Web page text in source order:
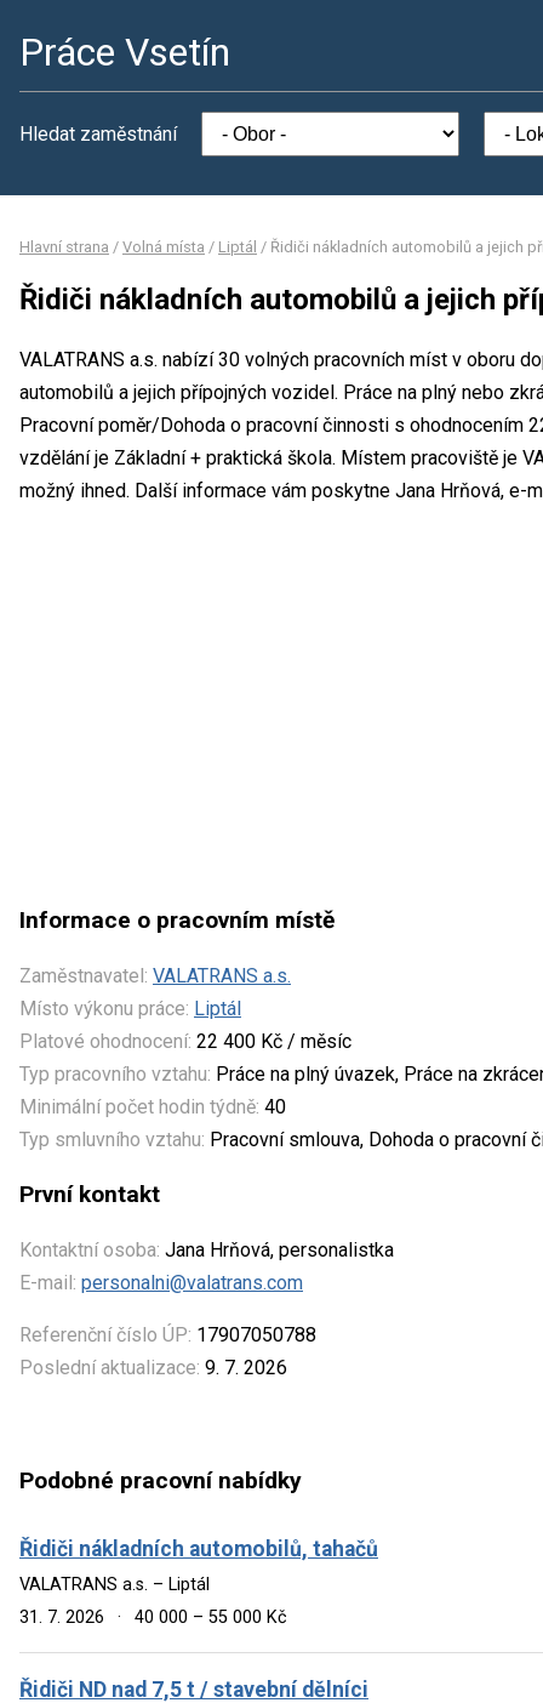
Práce Vsetín
Hledat zaměstnání
Hlavní strana / Volná místa / Liptál / Řidiči nákladních automobilů a jejich
Řidiči nákladních automobilů a jejich
VALATRANS a.s. nabízí 30 volných pracovních míst v oboru
automobilů a jejich přípojných vozidel. Práce na plný nebo
Pracovní poměr/Dohoda o pracovní činnosti s ohodnocením
vzdělání je Základní + praktická škola. Místem pracoviště je
možný ihned. Další informace vám poskytne Jana Hrňová, e-
Informace o pracovním místě
Zaměstnavatel: VALATRANS a.s.
Místo výkonu práce: Liptál
Platové ohodnocení: 22 400 Kč / měsíc
Typ pracovního vztahu: Práce na plný úvazek, Práce na
Minimální počet hodin týdně: 40
Typ smluvního vztahu: Pracovní smlouva, Dohoda o pracovní
První kontakt
Kontaktní osoba: Jana Hrňová, personalistka
E-mail: personalni@valatrans.com
Referenční číslo ÚP: 17907050788
Poslední aktualizace: 9. 7. 2026
Podobné pracovní nabídky
Řidiči nákladních automobilů, tahačů
VALATRANS a.s. – Liptál
31. 7. 2026
· 40 000 – 55 000 Kč
Řidiči ND nad 7,5 t / stavební dělníci